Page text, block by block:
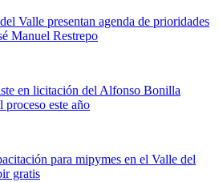
Valle presentan agenda de prioridades
Manuel Restrepo
en licitación del Alfonso Bonilla
este año
para mipymes en el Valle del
gratis